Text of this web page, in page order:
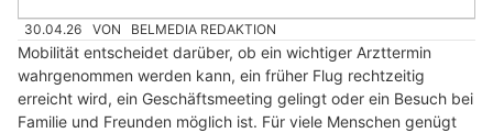
30.04.26 VON BELMEDIA REDAKTION
Mobilität entscheidet darüber, ob ein wichtiger Arzttermin
wahrgenommen werden kann, ein früher Flug rechtzeitig
erreicht wird, ein Geschäftsmeeting gelingt oder ein Besuch bei
Familie und Freunden möglich ist. Für viele Menschen genügt